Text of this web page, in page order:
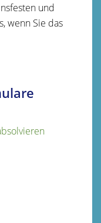
und
wenn Sie das